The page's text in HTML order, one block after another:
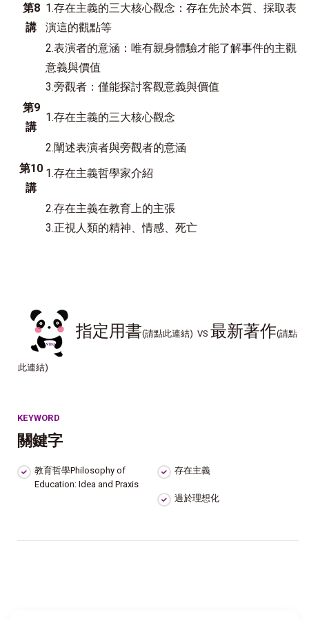
第8
講
1.存在主義的三大核心觀念：存在先於本質、採取表
演這的觀點等
2.表演者的意涵：唯有親身體驗才能了解事件的主觀
意義與價值
3.旁觀者：僅能探討客觀意義與價值
第9
講
1.存在主義的三大核心觀念
2.闡述表演者與旁觀者的意涵
第10
講
1.存在主義哲學家介紹
2.存在主義在教育上的主張
3.正視人類的精神、情感、死亡
指定用書(請點此連結) VS 最新著作(請點
此連結)
KEYWORD
關鍵字
教育哲學Philosophy of
Education: Idea and Praxis
存在主義
過於理想化